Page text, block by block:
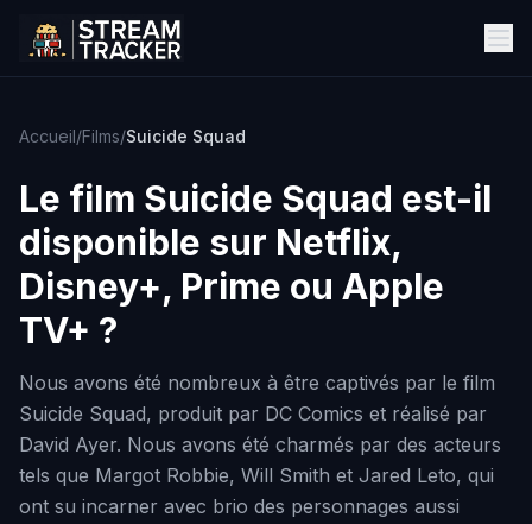
Accueil/Films/Suicide Squad
Le film Suicide Squad est-il
disponible sur Netflix,
Disney+, Prime ou Apple
TV+ ?
Nous avons été nombreux à être captivés par le film
Suicide Squad, produit par DC Comics et réalisé par
David Ayer. Nous avons été charmés par des acteurs
tels que Margot Robbie, Will Smith et Jared Leto, qui
ont su incarner avec brio des personnages aussi